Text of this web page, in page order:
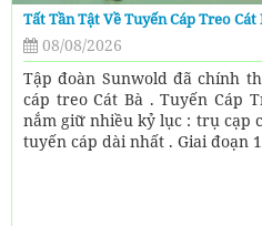
Tất Tần Tật Về Tuyến Cáp Treo
08/08/2026
Tập đoàn Sunwold đã chính
cáp treo Cát Bà . Tuyến Cáp
nắm giữ nhiều kỷ lục : trụ cạp
tuyến cáp dài nhất . Giai đoạn